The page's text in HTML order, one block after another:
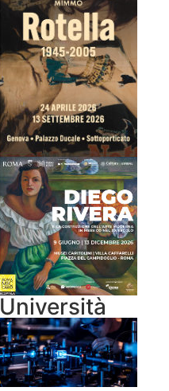
Università